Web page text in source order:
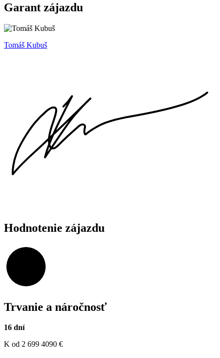
Garant zájazdu
Tomáš Kubuš
Hodnotenie zájazdu
Trvanie a náročnosť
16 dní
K od 2 699 4090 €